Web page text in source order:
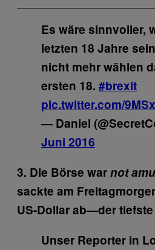
Es wäre sinnvoller,
letzten 18 Jahre
nicht mehr wählen
ersten 18. #brexit
pic.twitter.com/
— Daniel
Juni 2016
3. Die Börse warnot
sackte am
US-Dollar ab—der tiefste
Unser Reporter in